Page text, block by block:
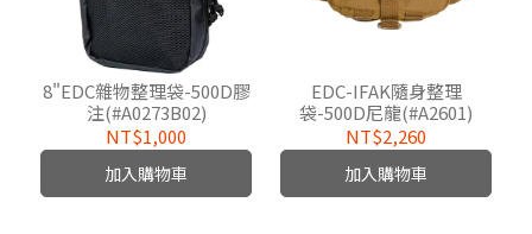
8"EDC雜物整理袋-500D膠
注(#A0273B02)
NT$1,000
加入購物車
EDC-IFAK隨身整理
袋-500D尼龍(#A2601)
NT$2,260
加入購物車